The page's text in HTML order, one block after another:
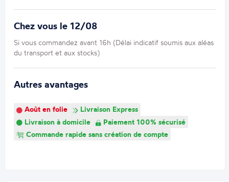
Chez vous le 12/08
Si vous commandez avant 16h (Délai indicatif soumis aux aléas
du transport et aux stocks)
Autres avantages
Août en folie
Livraison Express
Livraison à domicile
Paiement 100% sécurisé
Commande rapide sans création de compte